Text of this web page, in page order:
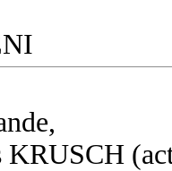
KRUSCH